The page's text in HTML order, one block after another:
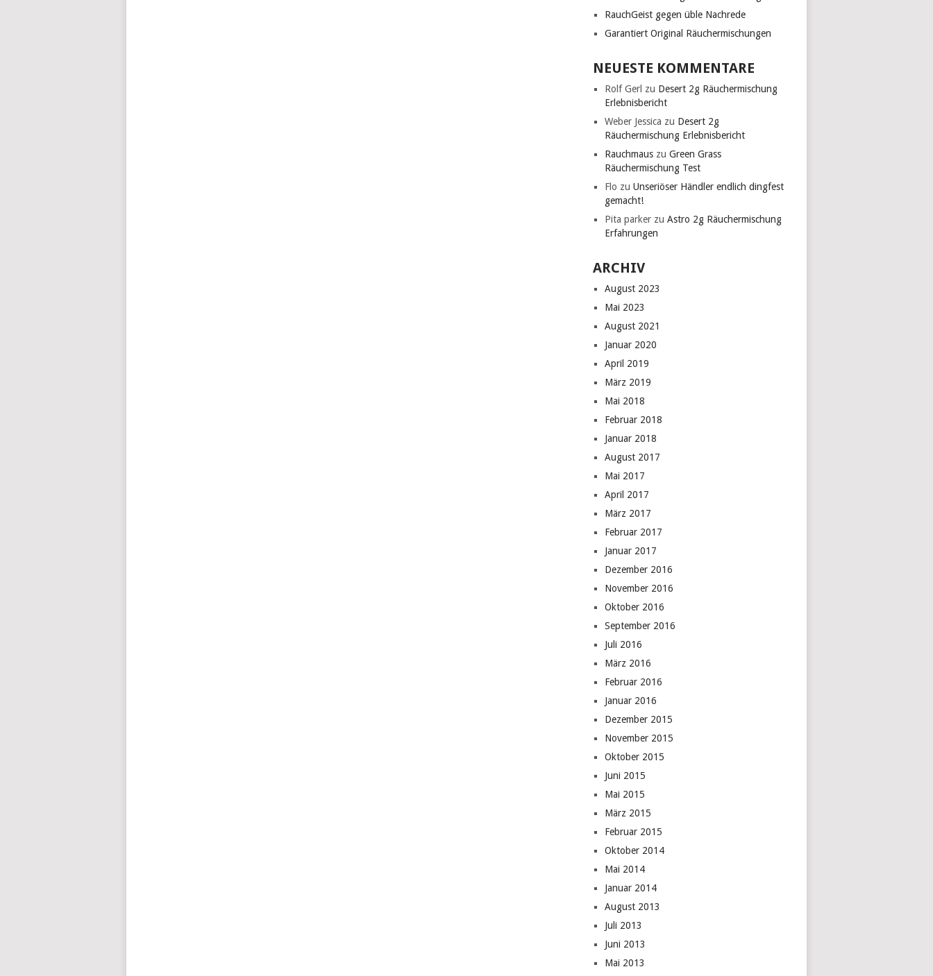
RauchGeist gegen üble Nachrede
Garantiert Original Räuchermischungen
NEUESTE KOMMENTARE
Rolf Gerl zu Desert 2g Räuchermischung
Erlebnisbericht
Weber Jessica zu Desert 2g
Räuchermischung Erlebnisbericht
Rauchmaus zuGreen Grass
Räuchermischung Test
Flo zuUnseriöser Händler endlich dingfest
gemacht!
Pita parker zuAstro 2g Räuchermischung
Erfahrungen
ARCHIV
August 2023
Mai 2023
August 2021
Januar 2020
April 2019
März 2019
Mai 2018
Februar 2018
Januar 2018
August 2017
Mai 2017
April 2017
März 2017
Februar 2017
Januar 2017
Dezember 2016
November 2016
Oktober 2016
September 2016
Juli 2016
März 2016
Februar 2016
Januar 2016
Dezember 2015
November 2015
Oktober 2015
Juni 2015
Mai 2015
März 2015
Februar 2015
Oktober 2014
Mai 2014
Januar 2014
August 2013
Juli 2013
Juni 2013
Mai 2013